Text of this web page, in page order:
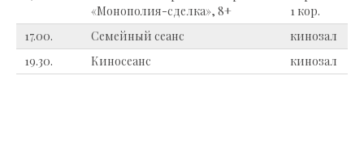
«Монополия-сделка», 8+
1 кор.
17.00.
Семейный сеанс
кинозал
19.30.
Киносеанс кинозал